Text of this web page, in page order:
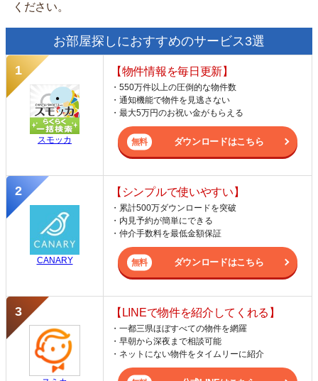
ください。
お部屋探しにおすすめのサービス3選
スモッカ
【物件情報を毎日更新】
・550万件以上の圧倒的な物件数
・通知機能で物件を見逃さない
・最大5万円のお祝い金がもらえる
ダウンロードはこちら
CANARY
【シンプルで使いやすい】
・累計500万ダウンロードを突破
・内見予約が簡単にできる
・仲介手数料を最低金額保証
ダウンロードはこちら
【LINEで物件を紹介してくれる】
・一都三県ほぼすべての物件を網羅
・早朝から深夜まで相談可能
・ネットにない物件をタイムリーに紹介